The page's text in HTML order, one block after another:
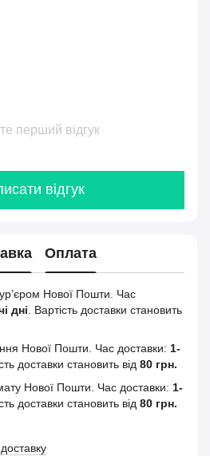
перший відгук
відгук
Оплата
Нової Пошти.
Час
дні . Вартість доставки становить
Нової Пошти. Час доставки: 1-
доставки становить від 80 грн.
Нової Пошти. Час доставки: 1-
доставки становить від 80 грн.